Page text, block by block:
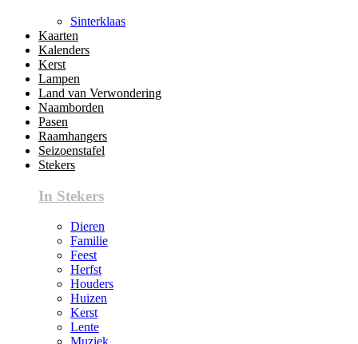
Sinterklaas
Kaarten
Kalenders
Kerst
Lampen
Land van Verwondering
Naamborden
Pasen
Raamhangers
Seizoenstafel
Stekers
In Stekers
Dieren
Familie
Feest
Herfst
Houders
Huizen
Kerst
Lente